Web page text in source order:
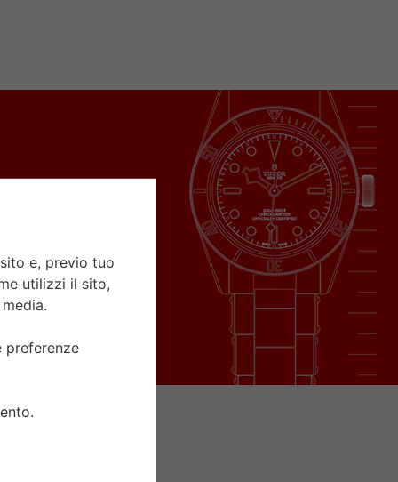
e, previo tuo
utilizzi il sito,
preferenze